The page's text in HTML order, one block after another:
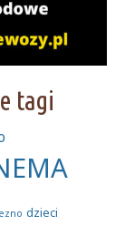
tagi
dzieci